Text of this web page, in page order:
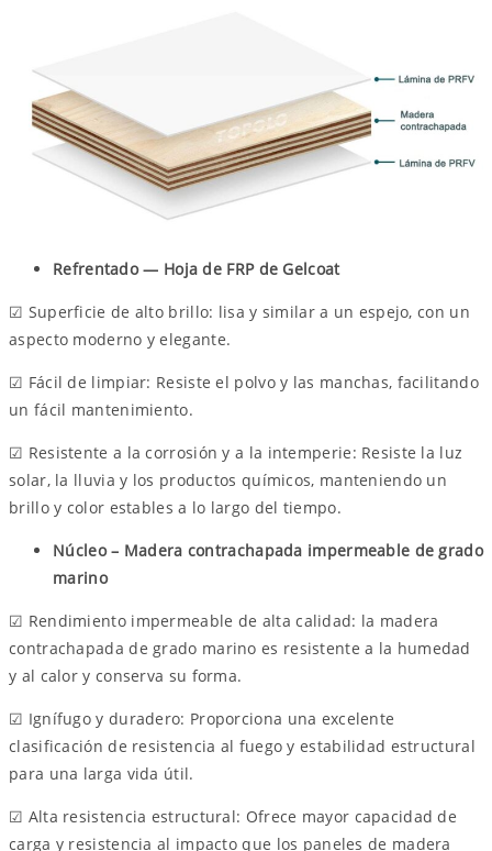
Refrentado — Hoja de FRP de Gelcoat
☑ Superficie de alto brillo: lisa y similar a un espejo, con un
aspecto moderno y elegante.
☑ Fácil de limpiar: Resiste el polvo y las manchas, facilitando
un fácil mantenimiento.
☑ Resistente a la corrosión y a la intemperie: Resiste la luz
solar, la lluvia y los productos químicos, manteniendo un
brillo y color estables a lo largo del tiempo.
Núcleo – Madera contrachapada impermeable de grado
marino
☑ Rendimiento impermeable de alta calidad: la madera
contrachapada de grado marino es resistente a la humedad
y al calor y conserva su forma.
☑ Ignífugo y duradero: Proporciona una excelente
clasificación de resistencia al fuego y estabilidad estructural
para una larga vida útil.
☑ Alta resistencia estructural: Ofrece mayor capacidad de
carga y resistencia al impacto que los paneles de madera